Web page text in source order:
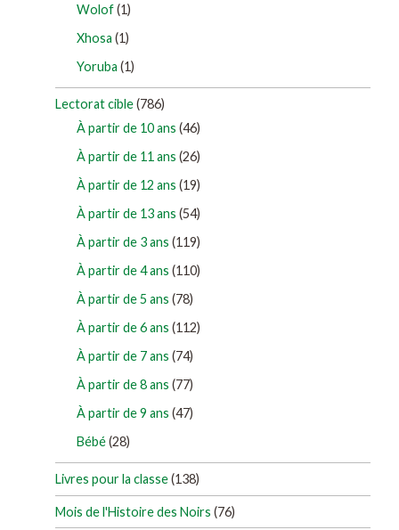
Wolof(1)
Xhosa (1)
Yoruba (1)
Lectorat cible(786)
À partir de 10 ans (46)
À partir de 11 ans (26)
À partir de 12 ans (19)
À partir de 13 ans (54)
À partir de 3 ans (119)
À partir de 4 ans (110)
À partir de 5 ans (78)
À partir de 6 ans (112)
À partir de 7 ans (74)
À partir de 8 ans (77)
À partir de 9 ans (47)
Bébé(28)
Livres pour la classe(138)
Mois de l'Histoire des Noirs (76)